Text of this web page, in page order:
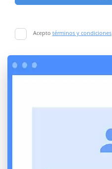
Acepto términos y condiciones